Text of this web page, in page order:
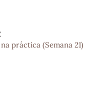
práctica (Semana 21)